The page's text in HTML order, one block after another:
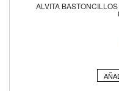
ALVITA